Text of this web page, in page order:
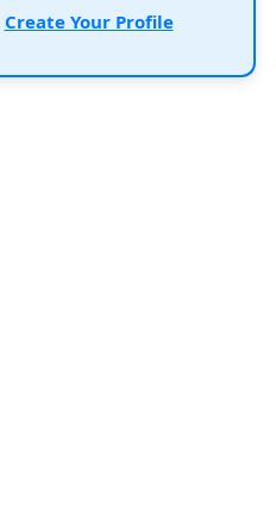
Create Your Profile